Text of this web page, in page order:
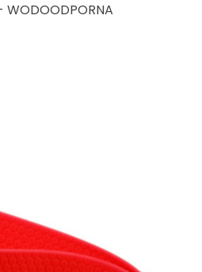
WODOODPORNA